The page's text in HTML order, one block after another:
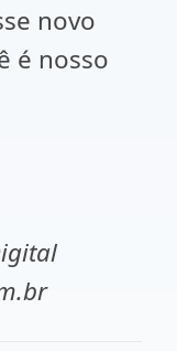
novo
é nosso